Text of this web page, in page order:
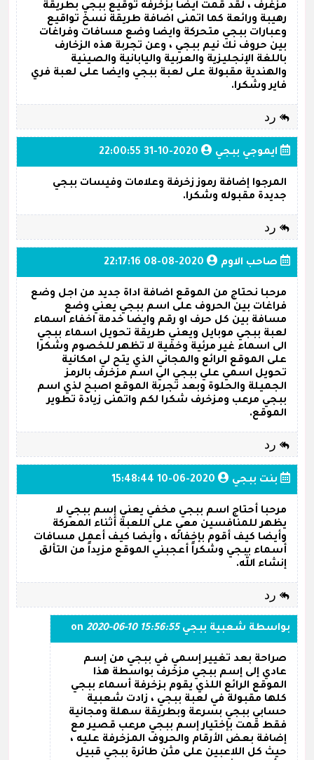
مزغرف ، لقد قمت ايضا بزخرفه توقيع ببجي بطريقة
رهيبة ورائعة كما اتمنى اضافة طريقة نسخ تواقيع
وعبارات ببجي متحركة وايضا وضع مسافات وفراغات
بين حروف نك نيم ببجي ، وعن تجربة هذه الزخارف
باللغة الإنجليزية والعربية واليابانية والصينية
والهندية مقبولة على لعبة ببجي وايضا على لعبة فري
فاير وشكرا.
رد
ايموجي ببجي 2020-10-31 22:00:55
المرجوا إضافة رموز زخرفة وعلامات وفيسات ببجي
جديدة مقبوله وشكرا.
رد
صاحب الاوم 2020-08-08 22:17:16
مرحبا نحتاج من الموقع اضافة اداة جديد من اجل وضع
فراغات بين الحروف على اسم ببجي يعني وضع
مسافة بين كل حرف او رقم وايضا خدمة اخفاء اسماء
لعبة ببجي موبايل ويعني طريقة تحويل اسماء ببجي
الى اسماء غير مرئية وخفية لا تظهر للخصوم وشكرا
على الموقع الرائع والمجاني الذي يتح لي امكانية
تحويل اسمي علي ببجي الي اسم مزخرف بالرمز
الجميلة والحلوة وبعد تجربة الموقع اصبح لذي اسم
ببجي مرعب ومزخرف شكرا لكم واتمنى زيادة تطوير
الموقع.
رد
بنت ببجي 2020-06-10 15:48:44
مرحبا أحتاج اسم ببجي مخفي يعني إسم ببجي لا
يظهر للمنافسين معي على اللعبة أثناء المعركة
وأيضا كيف أقوم بإخفائه ، وأيضا كيف أعمل مسافات
أسماء ببجي وشكراً أعجبني الموقع مزيداً من التألق
إنشاء الله.
رد
بواسطة شعبية ببجي on
2020-06-10 15:56:55
صراحة بعد تغيير إسمي في ببجي من إسم
عادي إلى إسم ببجي مزخرف بواسطة هذا
الموقع الرائع اللذي يقوم بزخرفة أسماء ببجي
كلها مقبولة في لعبة ببجي ، زادت شعبية
حسابي ببجي بسرعة وبطريقة سهلة ومجانية
فقط قمت بإختيار إسم ببجي مرعب قصير مع
إضافة بعض الأرقام والحروف المزخرفة عليه ،
حيث كل اللاعبين على مثن طائرة ببجي قبيل